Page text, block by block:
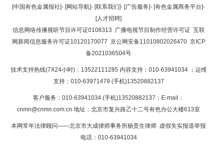
返回顶部
返回首页
[中国有色金属报社]- [网站导航]- [联系我们]- [广告服务]- [有色金属商务平台]-
[人才招聘]
信息网络传播视听节目许可证0108313 广播电视节目制作经营许可证 互联
网新闻信息服务许可证10120170077 京公网安备11010802026470 京ICP
备2021036504号
技术支持热线(7X24小时)：13522111285 内容支持：010-63941034 ；运维
支持：010-63971479 (手机)13520882137
客户服务：010-63941034 (手机)13520882137；E-mail：
cnmn@cnmn.com.cn 地址：北京市复兴路乙十二号有色办公大楼613室
本网常年法律顾问——北京市大成律师事务所杨贵生律师 虚假失实报道举报
电话：010-63941034